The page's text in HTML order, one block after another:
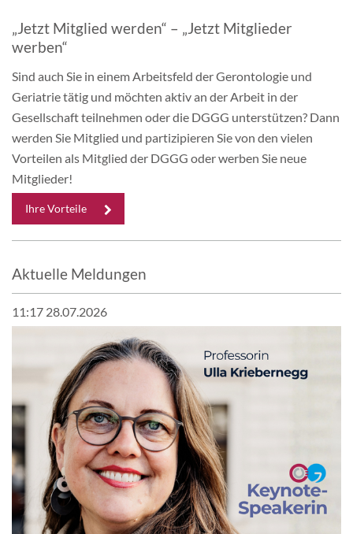
„Jetzt Mitglied werden“ – „Jetzt Mitglieder
werben“
Sind auch Sie in einem Arbeitsfeld der Gerontologie und
Geriatrie tätig und möchten aktiv an der Arbeit in der
Gesellschaft teilnehmen oder die DGGG unterstützen? Dann
werden Sie Mitglied und partizipieren Sie von den vielen
Vorteilen als Mitglied der DGGG oder werben Sie neue
Mitglieder!
Ihre Vorteile
Aktuelle Meldungen
11:17 28.07.2026